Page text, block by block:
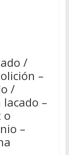
/
–
/
–
o
–